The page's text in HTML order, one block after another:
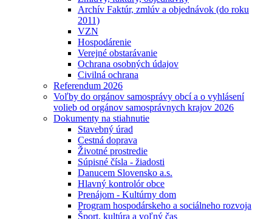
Archív Faktúr, zmlúv a objednávok (do roku
2011)
VZN
Hospodárenie
Verejné obstarávanie
Ochrana osobných údajov
Civilná ochrana
Referendum 2026
Voľby do orgánov samosprávy obcí a o vyhlásení
volieb od orgánov samosprávnych krajov 2026
Dokumenty na stiahnutie
Stavebný úrad
Cestná doprava
Životné prostredie
Súpisné čísla - žiadosti
Danucem Slovensko a.s.
Hlavný kontrolór obce
Prenájom - Kultúrny dom
Program hospodárskeho a sociálneho rozvoja
Šport, kultúra a voľný čas